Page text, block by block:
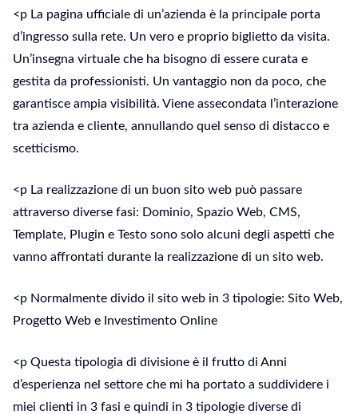
<p La pagina ufficiale di un’azienda è la principale porta
d’ingresso sulla rete. Un vero e proprio biglietto da visita.
Un’insegna virtuale che ha bisogno di essere curata e
gestita da professionisti. Un vantaggio non da poco, che
garantisce ampia visibilità. Viene assecondata l’interazione
tra azienda e cliente, annullando quel senso di distacco e
scetticismo.
<p La realizzazione di un buon sito web può passare
attraverso diverse fasi: Dominio, Spazio Web, CMS,
Template, Plugin e Testo sono solo alcuni degli aspetti che
vanno affrontati durante la realizzazione di un sito web.
<p Normalmente divido il sito web in 3 tipologie: Sito Web,
Progetto Web e Investimento Online
<p Questa tipologia di divisione è il frutto di Anni
d’esperienza nel settore che mi ha portato a suddividere i
miei clienti in 3 fasi e quindi in 3 tipologie diverse di